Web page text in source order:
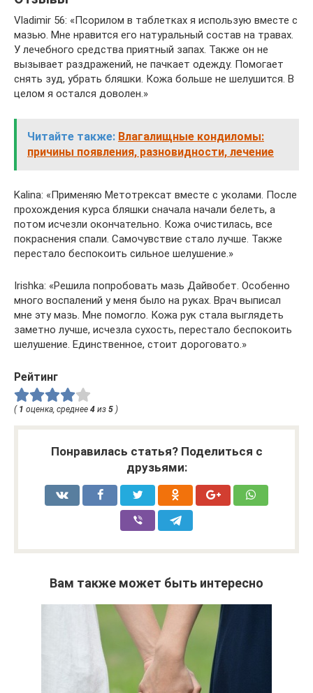
Vladimir 56: «Псорилом в таблетках я использую вместе с
мазью. Мне нравится его натуральный состав на травах.
У лечебного средства приятный запах. Также он не
вызывает раздражений, не пачкает одежду. Помогает
снять зуд, убрать бляшки. Кожа больше не шелушится. В
целом я остался доволен.»
Читайте также: Влагалищные кондиломы:
причины появления, разновидности, лечение
Kalina: «Применяю Метотрексат вместе с уколами. После
прохождения курса бляшки сначала начали белеть, а
потом исчезли окончательно. Кожа очистилась, все
покраснения спали. Самочувствие стало лучше. Также
перестало беспокоить сильное шелушение.»
Irishka: «Решила попробовать мазь Дайвобет. Особенно
много воспалений у меня было на руках. Врач выписал
мне эту мазь. Мне помогло. Кожа рук стала выглядеть
заметно лучше, исчезла сухость, перестало беспокоить
шелушение. Единственное, стоит дороговато.»
Рейтинг
( 1 оценка, среднее 4 из 5 )
Понравилась статья? Поделиться с
друзьями:
Вам также может быть интересно